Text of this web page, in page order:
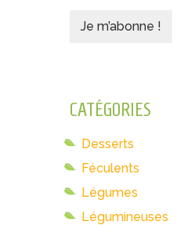
CATÉGORIES
Desserts
Féculents
Légumes
Légumineuses